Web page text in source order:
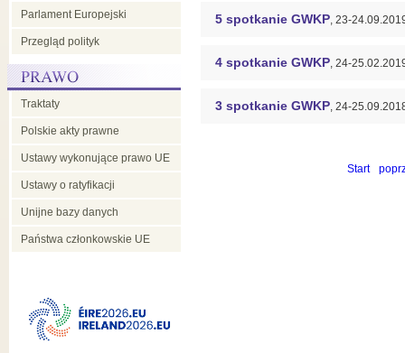
Parlament Europejski
Przegląd polityk
Traktaty
Polskie akty prawne
Ustawy wykonujące prawo UE
Ustawy o ratyfikacji
Unijne bazy danych
Państwa członkowskie UE
5 spotkanie GWKP, 23-
4 spotkanie GWKP, 24-
3 spotkanie GWKP, 24-
Start